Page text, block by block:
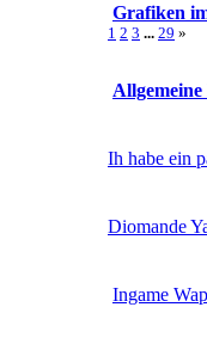
Grafiken
1 2 3 ... 29 »
Ih habe ein
Diomande
Ingame